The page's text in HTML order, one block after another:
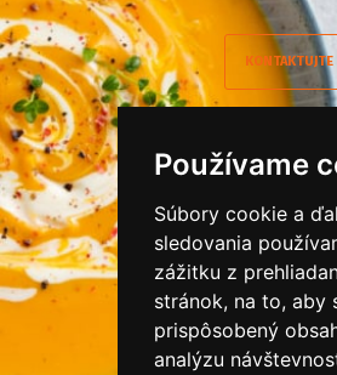
Používame
Súbory cookie a
sledovania
zážitku z
stránok, na to, aby
prispôsobený
analýzu
KONTAKTUJTE
Všeobecné
Ochrana
Cookies
Moje
Pridať